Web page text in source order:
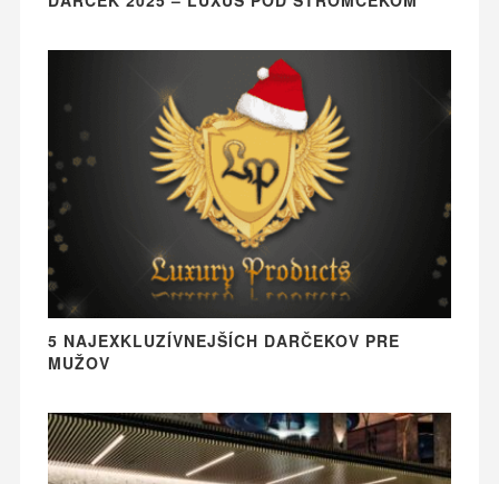
5 NAJEXKLUZÍVNEJŠÍCH DARČEKOV PRE
MUŽOV